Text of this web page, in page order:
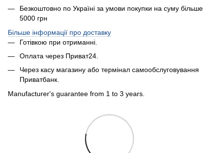
Безкоштовно по Україні за умови покупки на суму більше
5000 грн
Більше інформації про доставку
Готівкою при отриманні.
Оплата через Приват24.
Через касу магазину або термінал самообслуговування
Приватбанк.
Manufacturer's guarantee from 1 to 3 years.